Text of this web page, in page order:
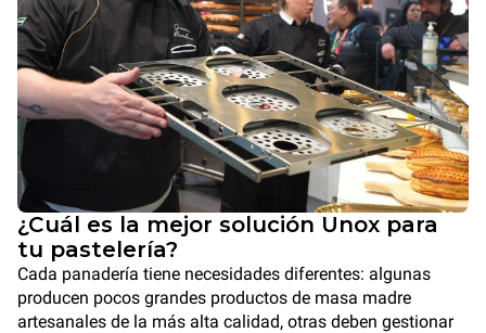
¿Cuál es la mejor solución Unox para
tu pastelería?
Cada panadería tiene necesidades diferentes: algunas
producen pocos grandes productos de masa madre
artesanales de la más alta calidad, otras deben gestionar